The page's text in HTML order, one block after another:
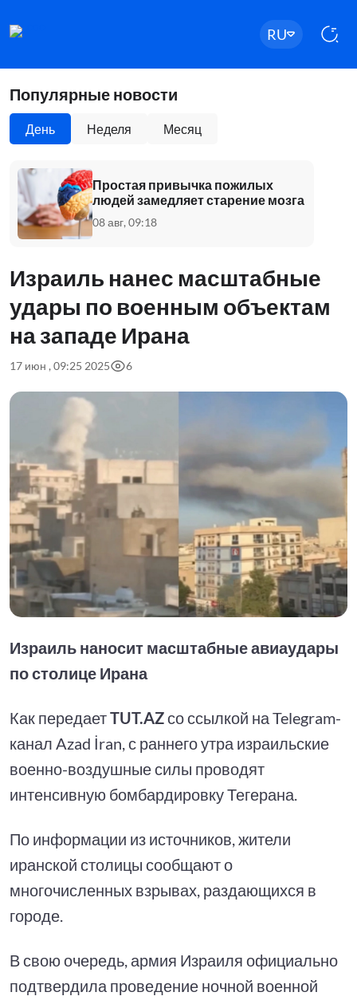
RU
Популярные новости
День Неделя Месяц
Простая привычка пожилых
людей замедляет старение мозга
08 авг, 09:18
Израиль нанес масштабные
удары по военным объектам
на западе Ирана
17 июн , 09:25 2025 6
Израиль наносит масштабные авиаудары
по столице Ирана
Как передаетTUT.AZсо ссылкой на Telegram-
канал Azad İran, с раннего утра израильские
военно-воздушные силы проводят
интенсивную бомбардировку Тегерана.
По информации из источников, жители
иранской столицы сообщают о
многочисленных взрывах, раздающихся в
городе.
В свою очередь, армия Израиля официально
подтвердила проведение ночной военной